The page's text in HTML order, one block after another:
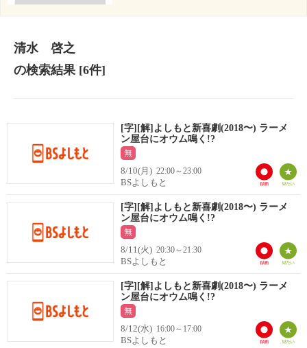
清水 啓之
の検索結果[6件]
[字][解]よしもと新喜劇(2018〜) ラーメ
ン屋台にオウム鳴く!?
無
8/10(月) 22:00～23:00
BSよしもと
[字][解]よしもと新喜劇(2018〜) ラーメ
ン屋台にオウム鳴く!?
無
8/11(火) 20:30～21:30
BSよしもと
[字][解]よしもと新喜劇(2018〜) ラーメ
ン屋台にオウム鳴く!?
無
8/12(水) 16:00～17:00
BSよしもと